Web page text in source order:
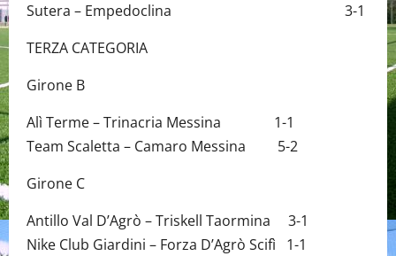
Sutera – Empedoclina 3-1
TERZA CATEGORIA
Girone B
Alì Terme – Trinacria Messina 1-1
Team Scaletta – Camaro Messina 5-2
Girone C
Antillo Val D’Agrò – Triskell Taormina 3-1
Nike Club Giardini – Forza D’Agrò Scifì 1-1